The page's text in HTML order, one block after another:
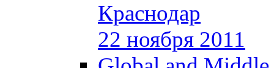
Краснодар
22 ноября 2011